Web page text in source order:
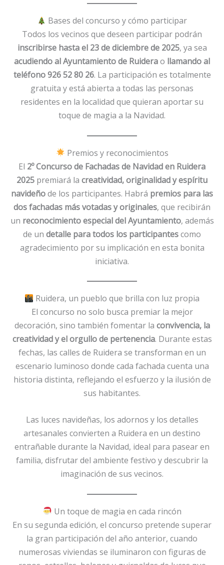
Bases del concurso y cómo participar
Todos los vecinos que deseen participar podrán
inscribirse hasta el 23 de diciembre de 2025, ya sea
acudiendo al Ayuntamiento de Ruiderao llamando al
teléfono 926 52 80 26. La participación es totalmente
gratuita y está abierta a todas las personas
residentes en la localidad que quieran aportar su
toque de magia a la Navidad.
Premios y reconocimientos
El 2º Concurso de Fachadas de Navidad en Ruidera
2025 premiará la creatividad, originalidad y espíritu
navideñode los participantes. Habrá premios para las
dos fachadas más votadas y originales, que recibirán
un reconocimiento especial del Ayuntamiento, además
de un detalle para todos los participantescomo
agradecimiento por su implicación en esta bonita
iniciativa.
Ruidera, un pueblo que brilla con luz propia
El concurso no solo busca premiar la mejor
decoración, sino también fomentar la convivencia, la
creatividad y el orgullo de pertenencia. Durante estas
fechas, las calles de Ruidera se transforman en un
escenario luminoso donde cada fachada cuenta una
historia distinta, reflejando el esfuerzo y la ilusión de
sus habitantes.
Las luces navideñas, los adornos y los detalles
artesanales convierten a Ruidera en un destino
entrañable durante la Navidad, ideal para pasear en
familia, disfrutar del ambiente festivo y descubrir la
imaginación de sus vecinos.
Un toque de magia en cada rincón
En su segunda edición, el concurso pretende superar
la gran participación del año anterior, cuando
numerosas viviendas se iluminaron con figuras de